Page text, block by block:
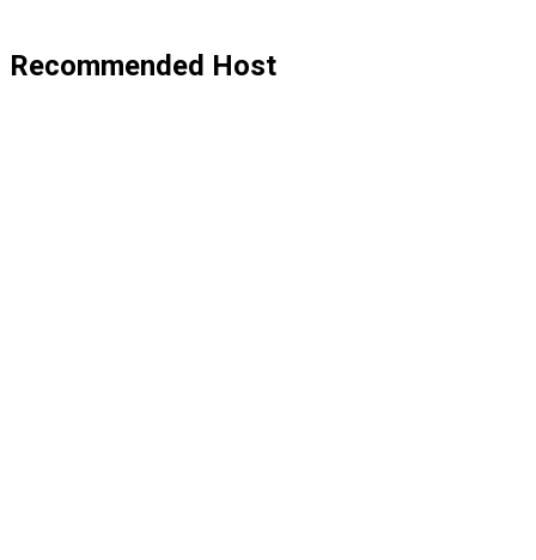
Recommended Host